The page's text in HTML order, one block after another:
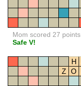
Mom scored 27 points
Safe V!
H
Z
O